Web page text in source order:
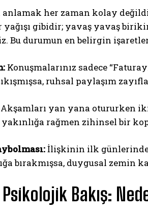
okudum, onaylıyorum.
her zaman kolay
gibidir; yavaş yavaş
Bu durumun en belirgin
Konuşmalarınız sadece
ruhsal paylaşım
Akşamları yan yana otururken
rağmen zihinsel bir
İlişkinin ilk
bırakmışsa, duygusal zemin
Bakış: